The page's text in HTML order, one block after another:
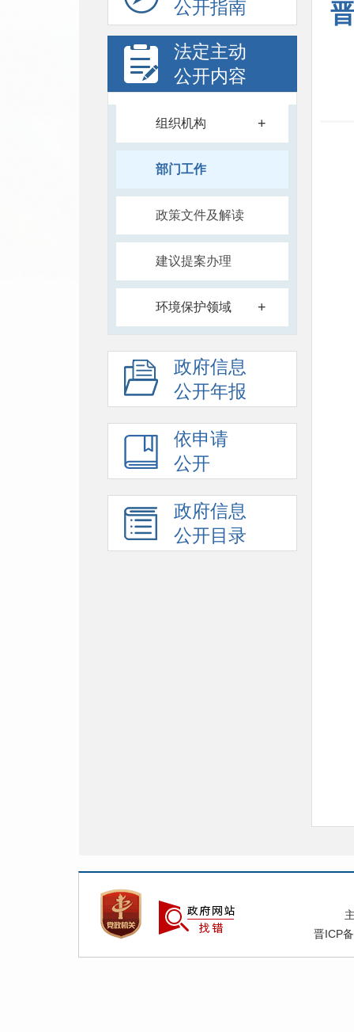
公开指南
法定主动
公开内容
组织机构 +
部门工作
政策文件及解读
建议提案办理
环境保护领域 +
政府信息
公开年报
依申请
公开
政府信息
公开目录
晋ICP